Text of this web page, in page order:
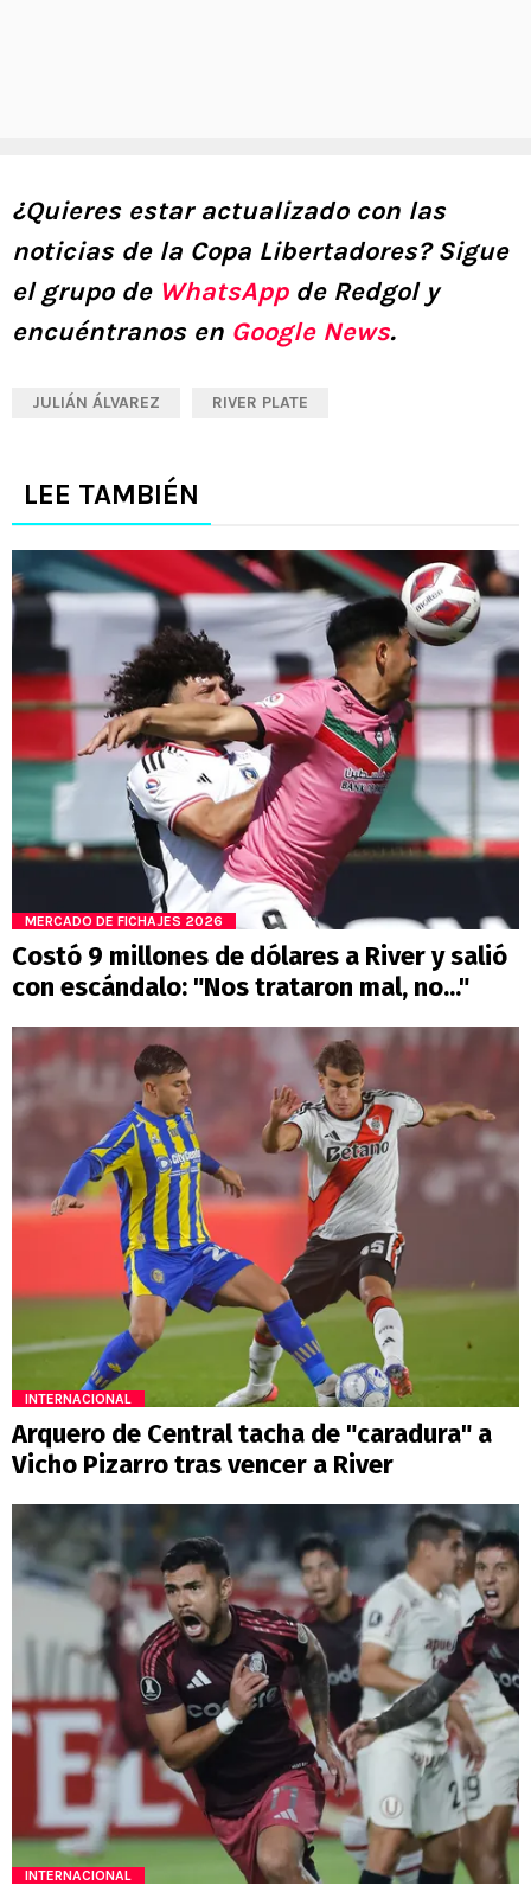
¿Quieres estar actualizado con las
noticias de la Copa Libertadores? Sigue
el grupo de WhatsAppde Redgol y
encuéntranos en Google News.
JULIÁN ÁLVAREZ RIVER PLATE
LEE TAMBIÉN
MERCADO DE FICHAJES 2026
Costó 9 millones de dólares a River y salió
con escándalo: "Nos trataron mal, no..."
INTERNACIONAL
Arquero de Central tacha de "caradura" a
Vicho Pizarro tras vencer a River
INTERNACIONAL